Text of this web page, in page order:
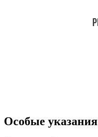
Особые указания